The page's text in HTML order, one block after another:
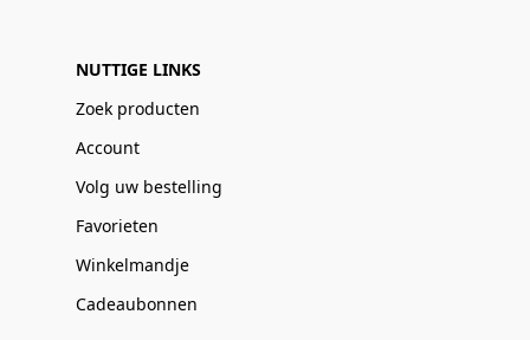
NUTTIGE LINKS
Zoek producten
Account
Volg uw bestelling
Favorieten
Winkelmandje
Cadeaubonnen